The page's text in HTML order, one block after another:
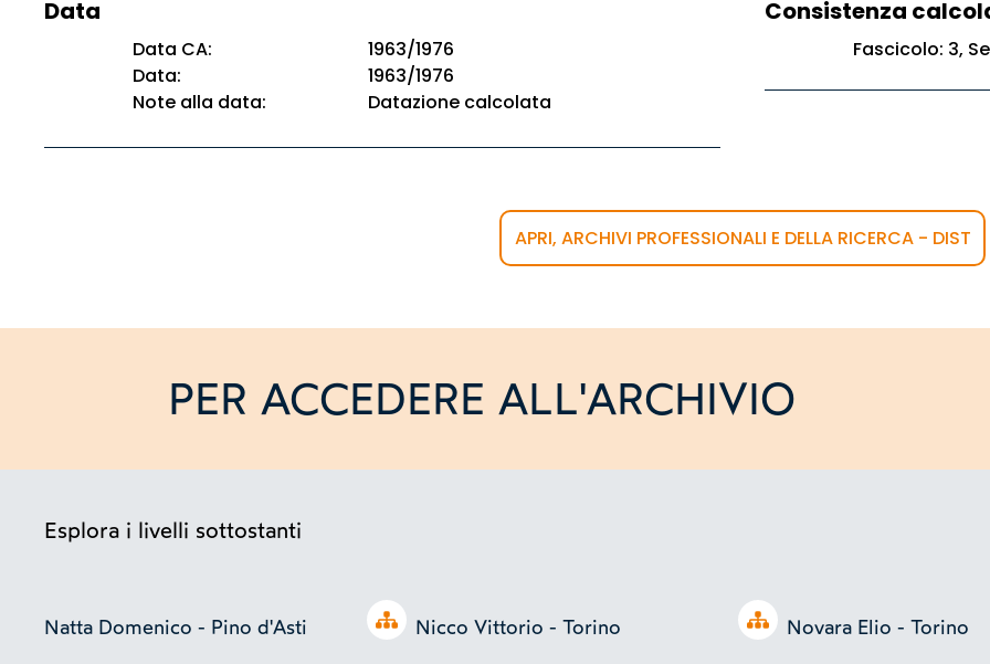
Data
Data CA:
1963/1976
Data:
1963/1976
Note alla data:
Datazione calcolata
Consistenza
Fascicolo: 3,
APRI, ARCHIVI PROFESSIONALI E DELLA RICERCA - DIST
PER ACCEDERE ALL'ARCHIVIO
Esplora i livelli sottostanti
Open tree
Natta Domenico - Pino d'Asti Open tree
Nicco Vittorio - Torino Novara Elio - Torino